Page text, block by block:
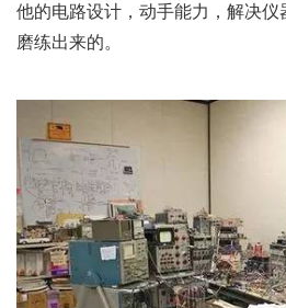
他的电路设计，动手能力，解决
磨练出来的。